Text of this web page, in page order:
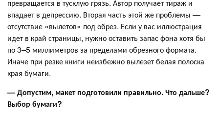
превращается в тусклую грязь. Автор получает тираж и
впадает в депрессию. Вторая часть этой же проблемы —
отсутствие «вылетов» под обрез. Если у вас иллюстрация
идет в край страницы, нужно оставить запас фона хотя бы
по 3–5 миллиметров за пределами обрезного формата.
Иначе при резке книги неизбежно вылезет белая полоска
края бумаги.
— Допустим, макет подготовили правильно. Что дальше?
Выбор бумаги?